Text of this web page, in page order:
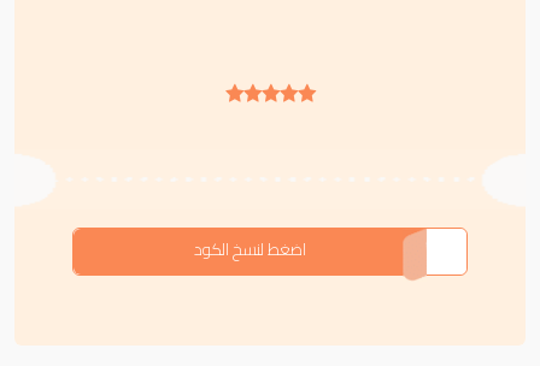
F-GLCJX
اضغط لنسخ الكود